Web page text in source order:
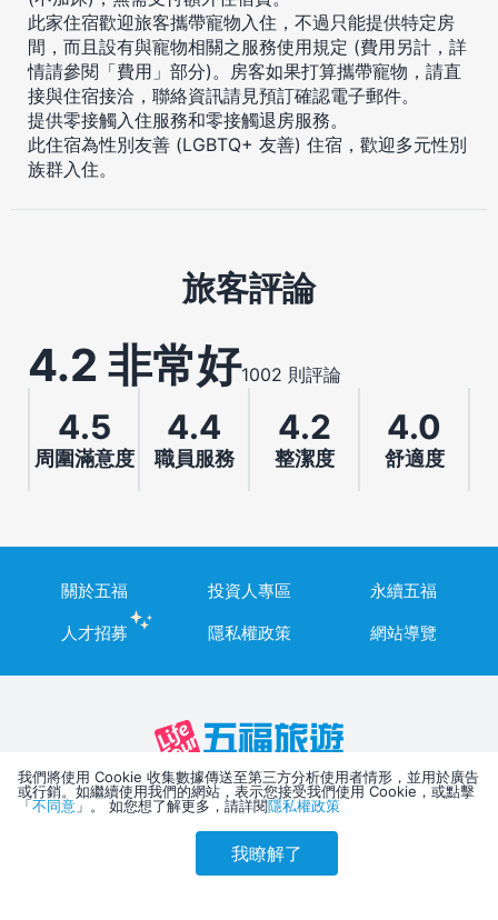
刷卡優惠 會員訂購
此家住宿歡迎旅客攜帶寵物入住，不過只能提供特定房
間，而且設有與寵物相關之服務使用規定 (費用另計，詳
情請參閱「費用」部分)。房客如果打算攜帶寵物，請直
接與住宿接洽，聯絡資訊請見預訂確認電子郵件。
提供零接觸入住服務和零接觸退房服務。
此住宿為性別友善 (LGBTQ+ 友善) 住宿，歡迎多元性別
族群入住。
旅客評論
4.2 非常好1002 則評論
4.5
周圍滿意度
4.4
職員服務
4.2
整潔度
4.0
舒適度
關於五福 投資人專區
永續五福
人才招募
隱私權政策 網站導覽
五福旅行社股份有限公司
代表人：許順富
發言人：李家誠
我們將使用 Cookie 收集數據傳送至第三方分析使用者情形，並用於廣告
或行銷。如繼續使用我們的網站，表示您接受我們使用 Cookie，或點擊
「不同意 」。 如您想了解更多，請詳閱隱私權政策
我瞭解了